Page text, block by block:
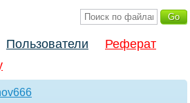
Пользователи
Реферат